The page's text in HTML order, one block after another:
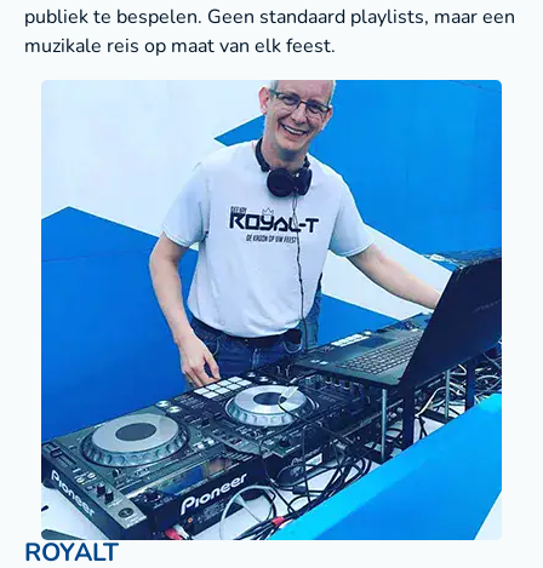
publiek te bespelen. Geen standaard playlists, maar een
muzikale reis op maat van elk feest.
ROYALT